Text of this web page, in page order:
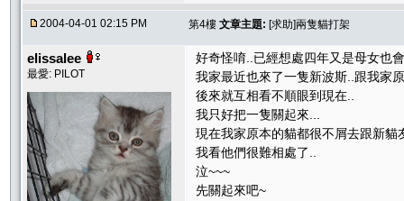
2004-04-01 02:15 PM 第4樓 文章主題: [求助]兩隻貓打架
elissalee
最愛: PILOT
好奇怪唷..已經想處四年又是母女也
我家最近也來了一隻新波斯..跟我家
後來就互相看不順眼到現在..
我只好把一隻關起來...
現在我家原本的貓都很不屑去跟新貓
我看他們很難相處了..
泣~~~
先關起來吧~